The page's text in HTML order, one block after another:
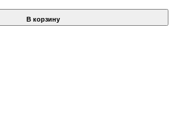
В корзину